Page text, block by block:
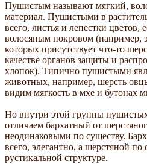
Пушистым называют мягкий,
материал. Пушистыми в
всего, листья и лепестки
волосяным покровом (например,
которых присутствует что-то
качестве органов защиты и
хлопок). Типично пушистыми
животных, например, шерсть
видим мягкость в мхе и бутонах
Но внутри этой группы
отличаем бархатный от
неодинаковыми по существу.
всего, элегантно, а шерстяной
рустикальной структуре.